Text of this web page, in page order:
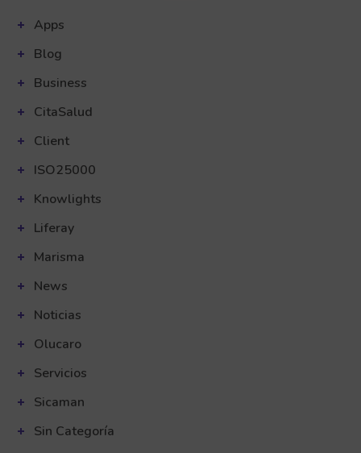
Apps
Blog
Business
CitaSalud
Client
ISO25000
Knowlights
Liferay
Marisma
News
Noticias
Olucaro
Servicios
Sicaman
Sin Categoría